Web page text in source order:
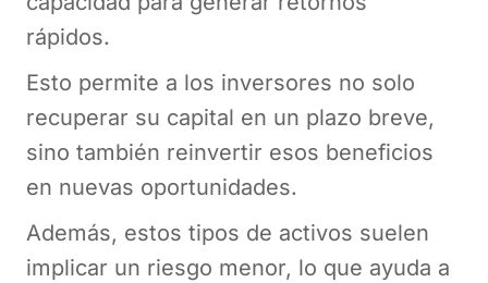
rápidos.
Esto permite a los inversores no solo
recuperar su capital en un plazo breve,
sino también reinvertir esos beneficios
en nuevas oportunidades.
Además, estos tipos de activos suelen
implicar un riesgo menor, lo que ayuda a